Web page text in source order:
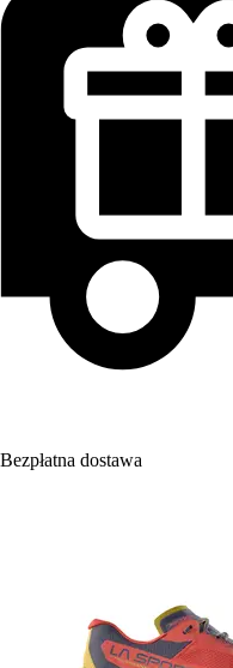
Bezpłatna dostawa